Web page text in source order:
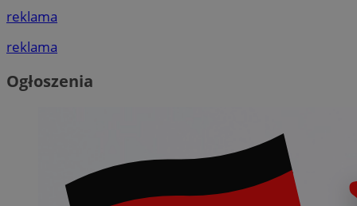
reklama
reklama
Ogłoszenia